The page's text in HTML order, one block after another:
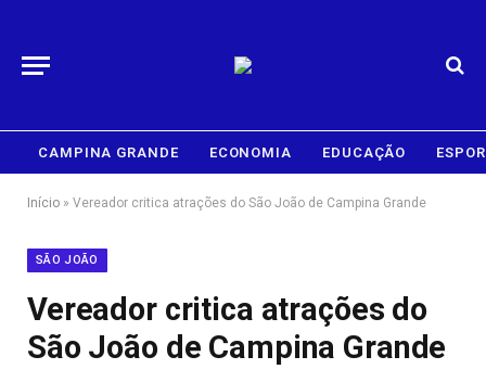
CAMPINA GRANDE ECONOMIA EDUCAÇÃO
Início » Vereador critica atrações do São João de Campina Grande
SÃO JOÃO
Vereador critica atrações do
São João de Campina Grande